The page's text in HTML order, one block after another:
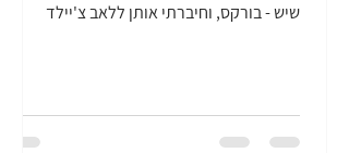
שיש - בורקס, וחיברתי אותן ללאב צ'יילד
שממלאים טונה מלט, שמתי בתוך בצק עלים,
וקיבלתי את אחד הביסים הכי שווים שיש.